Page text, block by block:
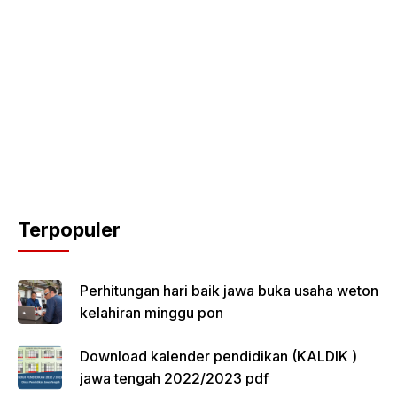
Terpopuler
Perhitungan hari baik jawa buka usaha weton
kelahiran minggu pon
Download kalender pendidikan (KALDIK )
jawa tengah 2022/2023 pdf